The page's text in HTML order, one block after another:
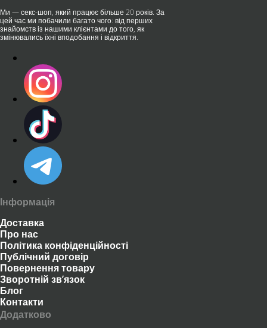
Ми — секс-шоп, який працює більше 20 років. За
цей час ми побачили багато чого: від перших
знайомств із нашими клієнтами до того, як
змінювались їхні вподобання і відкриття.
Інформація
Доставка
Про нас
Політика конфіденційності
Публічний договір
Повернення товару
Зворотній зв’язок
Блог
Контакти
Додатково